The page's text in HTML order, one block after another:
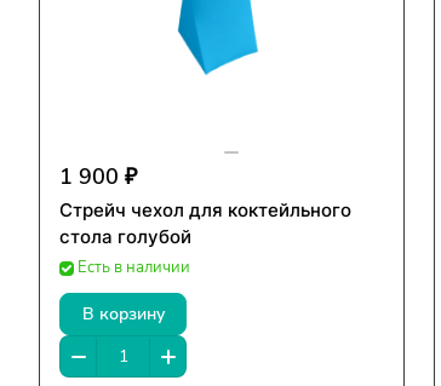
1 900 ₽
Стрейч чехол для коктейльного
стола голубой
Есть в наличии
В корзину